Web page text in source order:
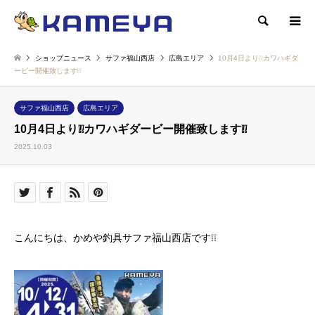
検索
ショップニュース サファ福山西店 広島エリア
10月4日より❕❕カワハギダ
ービー開催致します❕❕
サファ福山西店 広島エリア
10月4日より❕❕カワハギダービー開催致します❕❕
2025.10.03
こんにちは、かめや釣具サファ福山西店です❕❕